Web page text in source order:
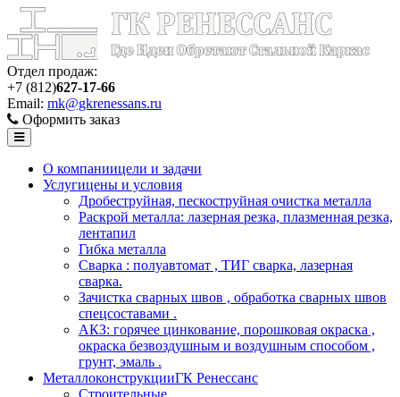
Отдел продаж:
+7 (812)627-17-66
Email: mk@gkrenessans.ru
Оформить заказ
О компаниицели и задачи
Услугицены и условия
Дробеструйная, пескоструйная очистка металла
Раскрой металла: лазерная резка, плазменная резка,
лентапил
Гибка металла
Сварка : полуавтомат , ТИГ сварка, лазерная
сварка.
Зачистка сварных швов , обработка сварных швов
спецсоставами .
АКЗ: горячее цинкование, порошковая окраска ,
окраска безвоздушным и воздушным способом ,
грунт, эмаль .
МеталлоконструкцииГК Ренессанс
Строительные